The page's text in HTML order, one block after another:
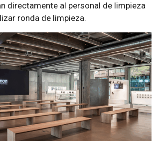
directamente al personal de limpieza
ronda de limpieza.